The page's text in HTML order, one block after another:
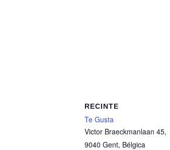
RECINTE
Te Gusta
Victor Braeckmanlaan 45,
9040 Gent, Bélgica